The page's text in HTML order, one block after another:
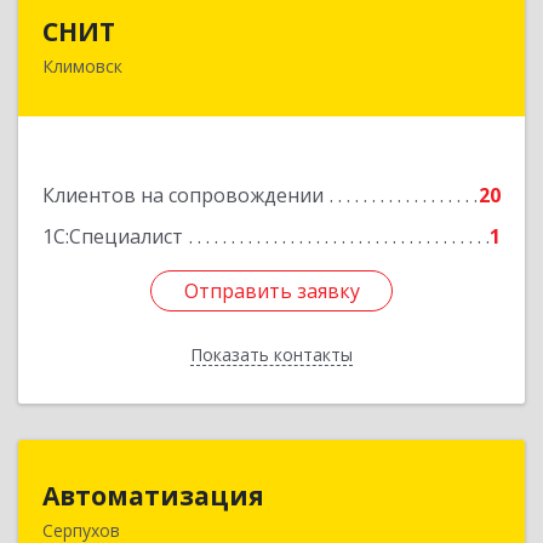
СНИТ
Климовск
Клиентов на сопровождении
20
1С:Специалист
1
Отправить заявку
Показать контакты
142180, Московская обл, Климовск г, Советская
Отправить заявку
Назад
Автоматизация
Серпухов